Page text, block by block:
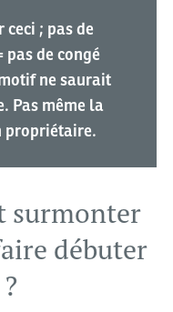
; pas de
pas de congé
ne saurait
Pas même la
propriétaire.
surmonter
débuter